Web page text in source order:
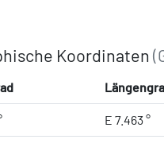
Koordinaten
E 7.463 °